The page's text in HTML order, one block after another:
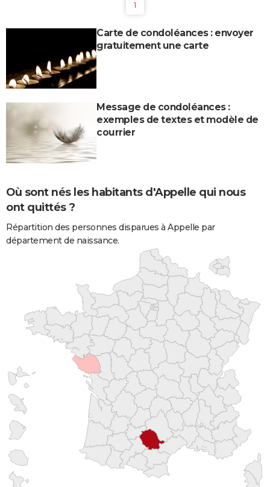
1
Carte de condoléances : envoyer
gratuitement une carte
Message de condoléances :
exemples de textes et modèle de
courrier
Où sont nés les habitants d'Appelle qui nous
ont quittés ?
Répartition des personnes disparues à Appelle par
département de naissance.